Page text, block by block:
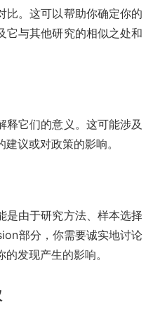
比。这可以帮助你确定你的
它与其他研究的相似之处和
释它们的意义。这可能涉及
议或对政策的影响。
是由于研究方法、样本选择
部分，你需要诚实地讨论
发现产生的影响。